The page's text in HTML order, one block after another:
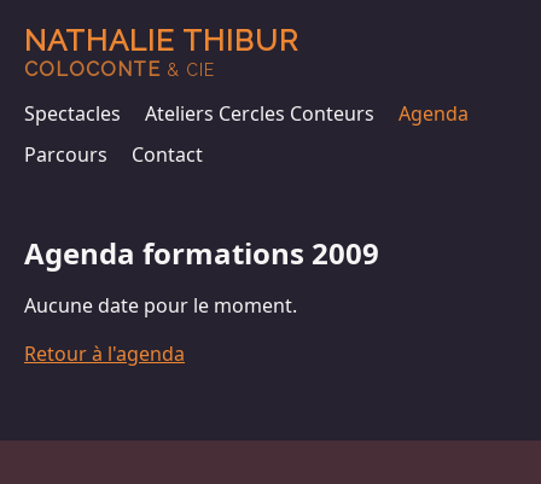
NATHALIE THIBUR
COLOCONTE & CIE
Spectacles Ateliers Cercles Conteurs
Agenda
Parcours
Contact
Agenda formations 2009
Aucune date pour le moment.
Retour à l'agenda